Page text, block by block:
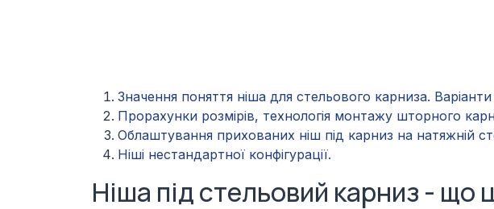
Значення поняття ніша для стельового карниза. Варіанти
Прорахунки розмірів, технологія монтажу шторного
Облаштування прихованих ніш під карниз на натяжній
Ніші нестандартної конфігурації.
Ніша під стельовий карниз - що